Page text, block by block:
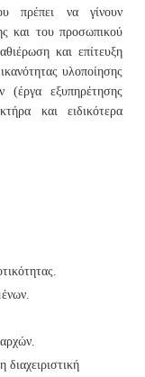
πρέπει να γίνουν
και του προσωπικού
και επίτευξη
υλοποίησης
(έργα εξυπηρέτησης
και ειδικότερα